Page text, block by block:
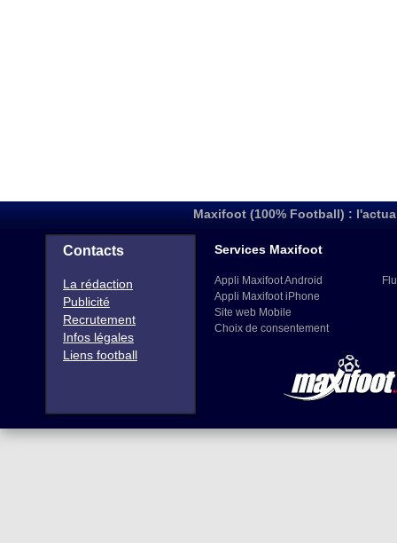
Maxifoot (100% Football) :
Contacts
La rédaction
Publicité
Recrutement
Infos légales
Liens football
Services Maxifoot
Appli Maxifoot Android
Appli Maxifoot iPhone
Site web Mobile
Choix de consentement